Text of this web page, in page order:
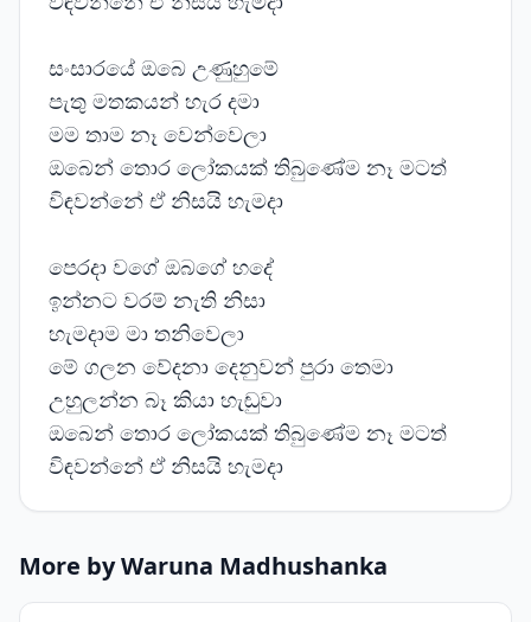
සංසාරයේ ඔබෙ උණුහුමේ
පැතු මතකයන් හැර දමා
මම තාම නෑ වෙන්වෙලා
ඔබෙන් තොර ලෝකයක් තිබුණේම නෑ මටත්
විඳවන්නේ ඒ නිසයි හැමදා
පෙරදා වගේ ඔබගේ හදේ
ඉන්නට වරම් නැති නිසා
හැමදාම මා තනිවෙලා
මේ ගලන වේදනා දෙනුවන් පුරා තෙමා
උහුලන්න බෑ කියා හැඬුවා
ඔබෙන් තොර ලෝකයක් තිබුණේම නෑ මටත්
විඳවන්නේ ඒ නිසයි හැමදා
More by Waruna Madhushanka